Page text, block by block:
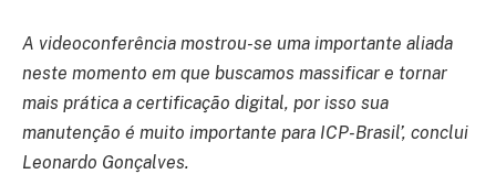
A videoconferência mostrou-se uma importante aliada
neste momento em que buscamos massificar e tornar
mais prática a certificação digital, por isso sua
manutenção é muito importante para ICP-Brasil’, conclui
Leonardo Gonçalves.